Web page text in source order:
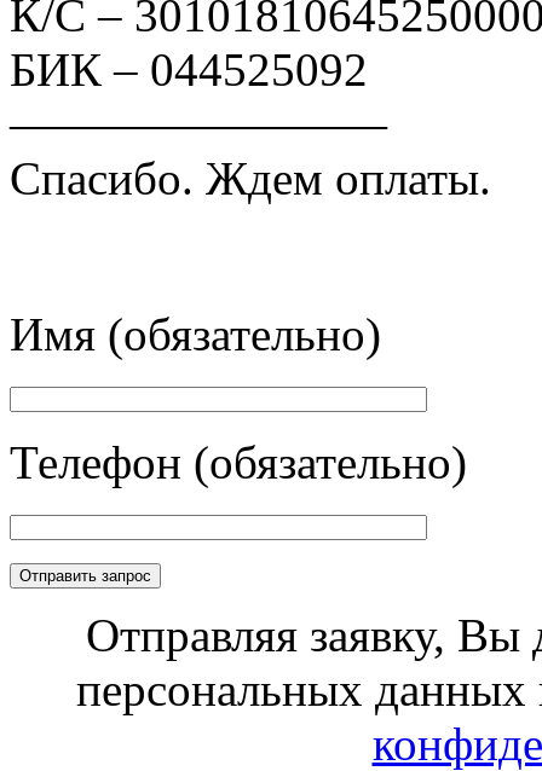
К/С –
БИК – 044525092
————————
Спасибо. Ждем оплаты.
Имя (обязательно)
Телефон (обязательно)
Отправляя заявку, Вы
персональных данных